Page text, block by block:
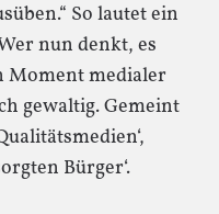
So lautet ein
nun denkt, es
Moment medialer
gewaltig. Gemeint
Bürger‘.